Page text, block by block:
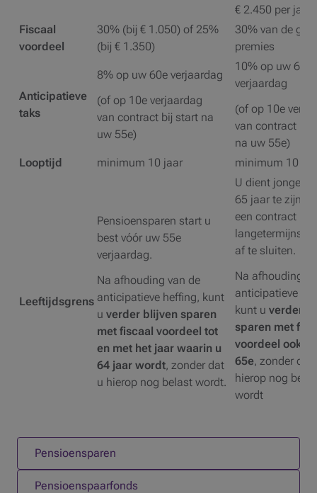
€ 2.450 per jaar.
Fiscaal
voordeel
30% (bij € 1.050) of 25%
(bij € 1.350)
30% van de
premies
Anticipatieve
taks
8% op uw 60e verjaardag
(of op 10e verjaardag
van contract bij start na
uw 55e)
10% op uw 60e
verjaardag
(of op 10e
van contract bij
na uw 55e)
Looptijd
minimum 10 jaar minimum 10
Leeftijdsgrens
Pensioensparen start u
best vóór uw 55e
verjaardag.
Na afhouding van de
anticipatieve heffing, kunt
u verder blijven sparen
met fiscaal voordeel tot
en met het jaar waarin u
64 jaar wordt, zonder dat
u hierop nog belast wordt.
U dient jonger
65 jaar te zijn
een contract
af te sluiten.
Na afhouding
anticipatieve
kunt u verder
sparen met
voordeel ook
65e, zonder dat
hierop nog
wordt
1 op 3
Pensioensparen
2 op 3
Pensioenspaarfonds